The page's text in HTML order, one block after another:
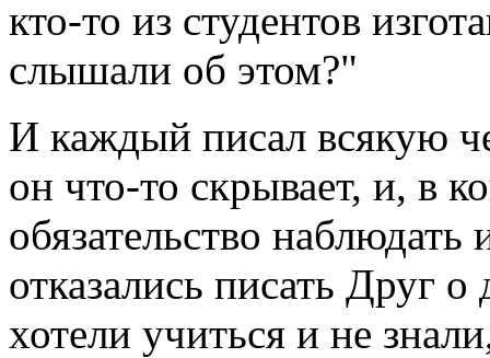
кто-то из студентов
слышали об этом?"
И каждый писал всякую
он что-то скрывает, и, в
обязательство
отказались писать Друг
хотели учиться и не